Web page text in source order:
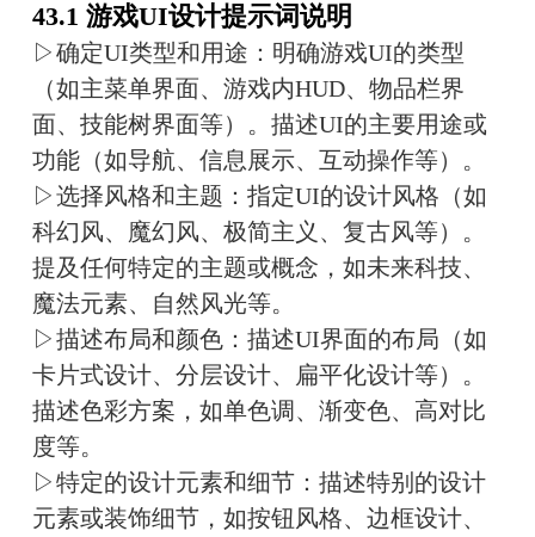
43.1 游戏UI设计提示词说明
▷确定UI类型和用途：明确游戏UI的类型
（如主菜单界面、游戏内HUD、物品栏界
面、技能树界面等）。描述UI的主要用途或
功能（如导航、信息展示、互动操作等）。
▷选择风格和主题：指定UI的设计风格（如
科幻风、魔幻风、极简主义、复古风等）。
提及任何特定的主题或概念，如未来科技、
魔法元素、自然风光等。
▷描述布局和颜色：描述UI界面的布局（如
卡片式设计、分层设计、扁平化设计等）。
描述色彩方案，如单色调、渐变色、高对比
度等。
▷特定的设计元素和细节：描述特别的设计
元素或装饰细节，如按钮风格、边框设计、